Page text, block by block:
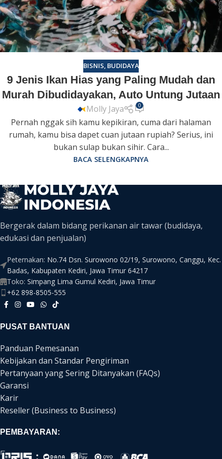
BISNIS, BUDIDAYA
9 Jenis Ikan Hias yang Paling Mudah dan
Murah Dibudidayakan, Auto Untung Jutaan
Molly Jaya 0
Pernah nggak sih kamu kepikiran, cuma dari halaman
rumah, kamu bisa dapet cuan jutaan rupiah? Serius, ini
bukan sulap bukan sihir. Cara...
BACA SELENGKAPNYA
Bergerak dalam bidang perikanan air tawar (budidaya,
edukasi dan penjualan)
Peternakan: No.74 Dsn. Surowono 02/19, Surowono, Canggu, Kec.
Badas, Kabupaten Kediri, Jawa Timur 64217
Toko: Simpang Lima Gumul Kediri, Jawa Timur
+62 898-8505-555
PUSAT BANTUAN
Panduan Pemesanan
Kebijakan dan Standar Pengiriman
Pertanyaan yang Sering Ditanyakan (FAQs)
Garansi
Karir
Reseller (Business to Business)
PEMBAYARAN: